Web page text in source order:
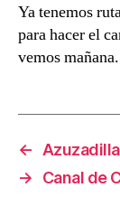
Ya tenemos
para hacer el
vemos mañana.
← Azuzadilla
→
Canal de